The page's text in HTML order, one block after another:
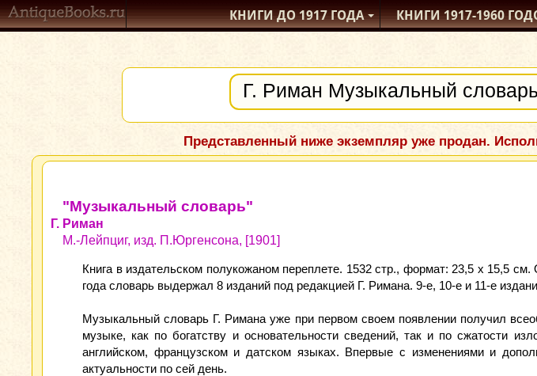
КНИГИ ДО 1917ГОДА КНИГИ1917-1960
Представленный ниже экземпляр уже продан.
"Музыкальный словарь"
Г. Риман
М.-Лейпциг, изд. П.Юргенсона, [1901]
Книга в издательском полукожаном переплете. 1532 стр., формат: 23,5 x 15,5
года словарь выдержал 8 изданий под редакцией Г. Римана. 9-е, 10-е и 11-е
Музыкальный словарь Г. Римана уже при первом своем появлении получил
музыке, как по богатству и основательности сведений, так и по сжатости
английском, французском и датском языках. Впервые с изменениями и
актуальности по сей день.